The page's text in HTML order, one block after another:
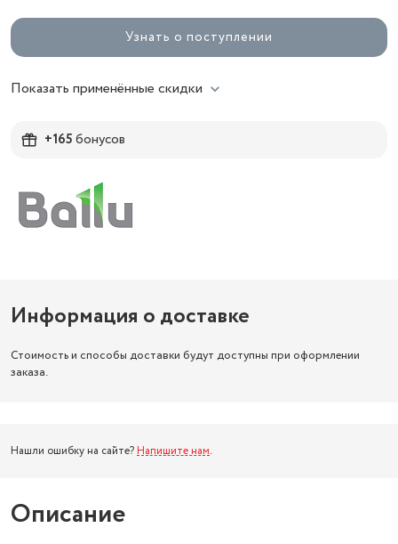
Узнать о поступлении
Показать применённые скидки
+165бонусов
Информация о доставке
Стоимость и способы доставки будут доступны при оформлении
заказа.
Нашли ошибку на сайте? Напишите нам.
Описание